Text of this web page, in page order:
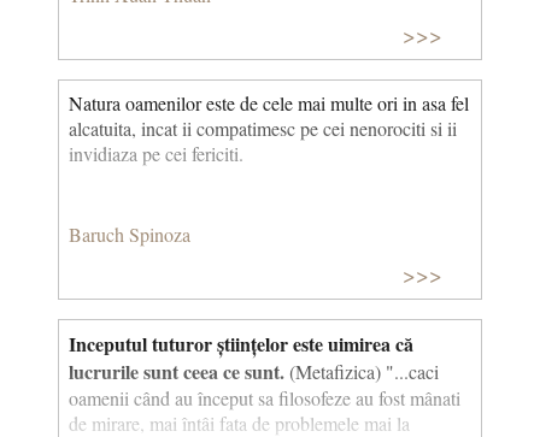
>>>
Natura oamenilor este de cele mai multe ori in asa fel
alcatuita, incat ii compatimesc pe cei nenorociti si ii
invidiaza pe cei fericiti.
Baruch Spinoza
>>>
Inceputul tuturor științelor este uimirea că
lucrurile sunt ceea ce sunt.(Metafizica) "...caci
oamenii când au început sa filosofeze au fost mânati
de mirare, mai întâi fata de problemele mai la